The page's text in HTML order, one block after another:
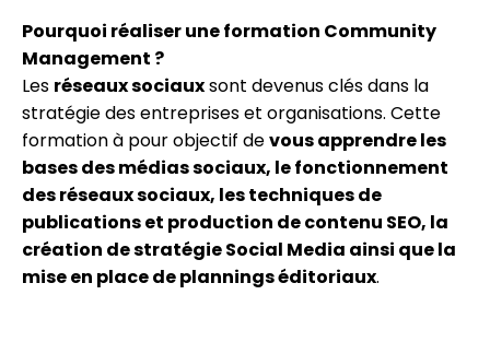
Pourquoi réaliser une formation Community
Management ?
Les réseaux sociauxsont devenus clés dans la
stratégie des entreprises et organisations. Cette
formation à pour objectif devous apprendre les
bases des médias sociaux, le fonctionnement
des réseaux sociaux, les techniques de
publications et production de contenu SEO, la
création de stratégie Social Media ainsi que la
mise en place de plannings éditoriaux.